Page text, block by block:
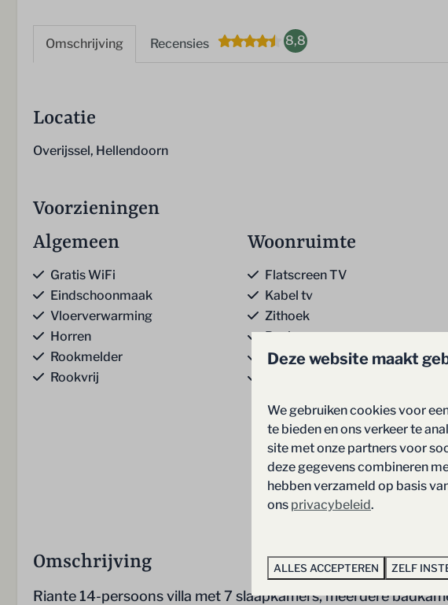
Omschrijving Recensies 8,8
Locatie
Overijssel, Hellendoorn
Voorzieningen
Algemeen
Gratis WiFi
Eindschoonmaak
Vloerverwarming
Horren
Rookmelder
Rookvrij
Woonruimte
Flatscreen TV
Kabel tv
Zithoek
Bank
Gasgestookte openhaard
Omschrijving
Riante 14-persoons villa met 7 slaapkamers, meerdere
Deze website maakt
We gebruiken cookies voor
te bieden en ons verkeer te
site met onze partners voor
deze gegevens combineren
hebben verzameld op basis
ons privacybeleid.
ALLES ACCEPTEREN ZELF